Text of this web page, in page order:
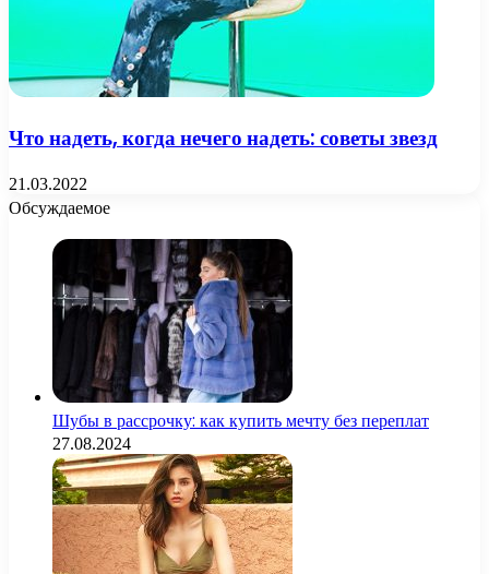
Что надеть, когда нечего надеть: советы звезд
21.03.2022
Обсуждаемое
Шубы в рассрочку: как купить мечту без переплат
27.08.2024